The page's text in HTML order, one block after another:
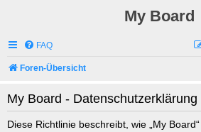
My Board
FAQ
Foren-Übersicht
My Board - Datenschutzerklärung
Diese Richtlinie beschreibt, wie „My